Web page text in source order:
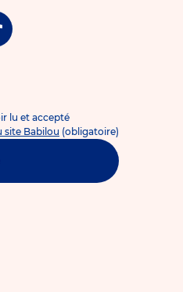
lu et accepté
site Babilou (obligatoire)